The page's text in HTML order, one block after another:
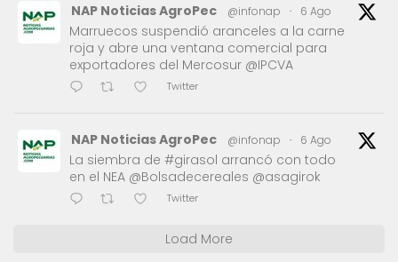
NAP Noticias AgroPec @infonap · 6 Ago
Marruecos suspendió aranceles a la carne
roja y abre una ventana comercial para
exportadores del Mercosur @IPCVA
Twitter
NAP Noticias AgroPec @infonap · 6 Ago
La siembra de #girasol arrancó con todo
en el NEA @Bolsadecereales @asagirok
Twitter
Load More